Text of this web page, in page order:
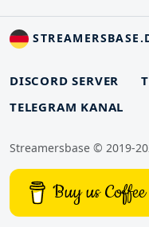
DISCORD SERVER
TELEGRAM KANAL
Streamersbase © 2019-
Buy us Coffee